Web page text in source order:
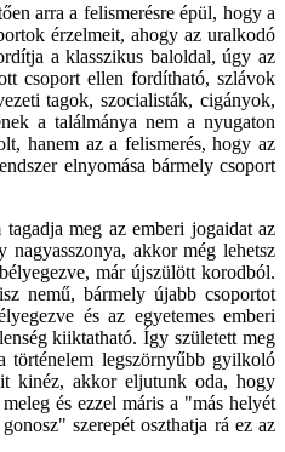
arra a felismerésre épül, hogy a
érzelmeit, ahogy az uralkodó
a klasszikus baloldal, úgy az
csoport ellen fordítható, szlávok
tagok, szocialisták, cigányok,
a találmánya nem a nyugaton
hanem az a felismerés, hogy az
elnyomása bármely csoport
meg az emberi jogaidat az
nagyasszonya, akkor még lehetsz
már újszülött korodból.
nemű, bármely újabb csoportot
és az egyetemes emberi
kiiktatható. Így született meg
történelem legszörnyűbb gyilkoló
kinéz, akkor eljutunk oda, hogy
és ezzel máris a "más helyét
szerepét oszthatja rá ez az